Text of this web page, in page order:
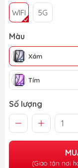
WIFI 5G
Màu
Xám
Tím
Số lượng
(Giao tận nơi